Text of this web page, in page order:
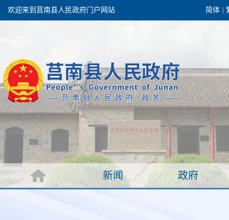
欢迎来到莒南县人民政府门户网站 简体
团结高效 理
政府机构
政府公报
政府数据
报告
新闻
政务要闻
视频新闻
新闻 政府